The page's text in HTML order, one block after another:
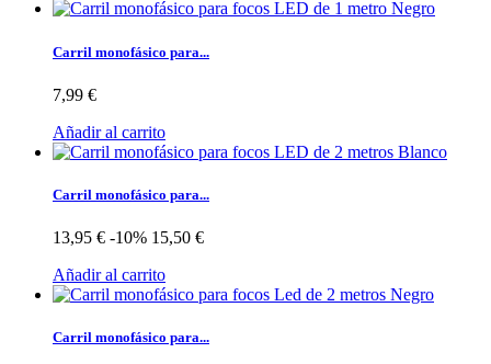
Carril monofásico para...
7,99 €
Añadir al carrito
Carril monofásico para...
13,95 € -10% 15,50 €
Añadir al carrito
Carril monofásico para...